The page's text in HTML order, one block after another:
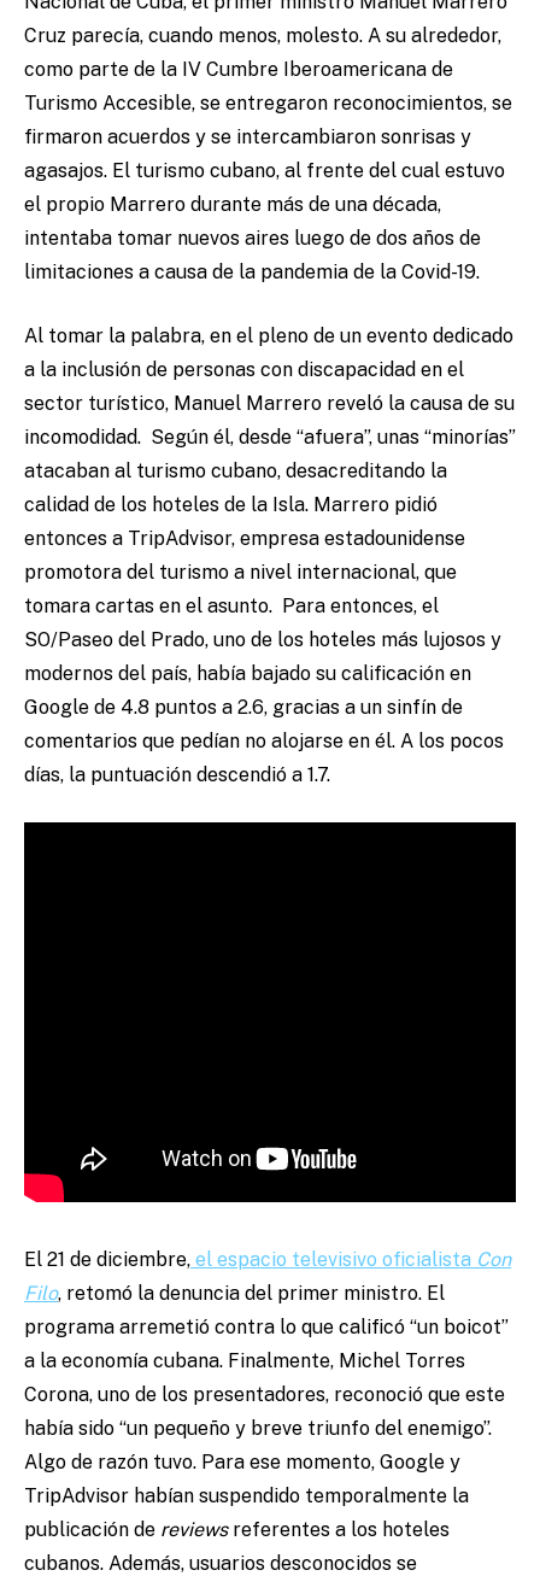
Cruz parecía, cuando menos, molesto. A su alrededor,
como parte de la IV Cumbre Iberoamericana de
Turismo Accesible, se entregaron reconocimientos, se
firmaron acuerdos y se intercambiaron sonrisas y
agasajos. El turismo cubano, al frente del cual estuvo
el propio Marrero durante más de una década,
intentaba tomar nuevos aires luego de dos años de
limitaciones a causa de la pandemia de la Covid-19.
Al tomar la palabra, en el pleno de un evento dedicado
a la inclusión de personas con discapacidad en el
sector turístico, Manuel Marrero reveló la causa de su
incomodidad. Según él, desde “afuera”, unas “minorías”
atacaban al turismo cubano, desacreditando la
calidad de los hoteles de la Isla. Marrero pidió
entonces a TripAdvisor, empresa estadounidense
promotora del turismo a nivel internacional, que
tomara cartas en el asunto. Para entonces, el
SO/Paseo del Prado, uno de los hoteles más lujosos y
modernos del país, había bajado su calificación en
Google de 4.8 puntos a 2.6, gracias a un sinfín de
comentarios que pedían no alojarse en él. A los pocos
días, la puntuación descendió a 1.7.
El 21 de diciembre, el espacio televisivo oficialista Con
Filo, retomó la denuncia del primer ministro. El
programa arremetió contra lo que calificó “un boicot”
a la economía cubana. Finalmente, Michel Torres
Corona, uno de los presentadores, reconoció que este
había sido “un pequeño y breve triunfo del enemigo”.
Algo de razón tuvo. Para ese momento, Google y
TripAdvisor habían suspendido temporalmente la
publicación de reviewsreferentes a los hoteles
cubanos. Además, usuarios desconocidos se